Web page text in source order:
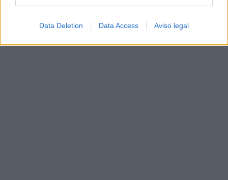
Data Deletion Data Access Aviso legal